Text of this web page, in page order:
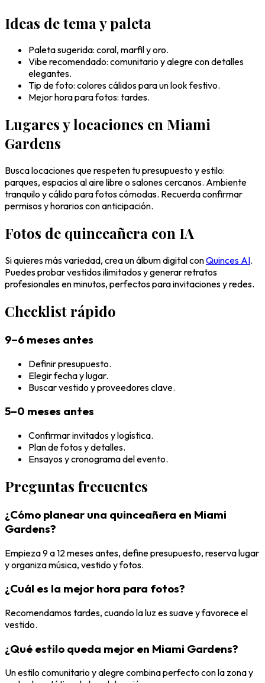
Ideas de tema y paleta
Paleta sugerida: coral, marfil y oro.
Vibe recomendado: comunitario y alegre con detalles
elegantes.
Tip de foto: colores cálidos para un look festivo.
Mejor hora para fotos: tardes.
Lugares y locaciones en Miami
Gardens
Busca locaciones que respeten tu presupuesto y estilo:
parques, espacios al aire libre o salones cercanos. Ambiente
tranquilo y cálido para fotos cómodas. Recuerda confirmar
permisos y horarios con anticipación.
Fotos de quinceañera con IA
Si quieres más variedad, crea un álbum digital conQuinces AI.
Puedes probar vestidos ilimitados y generar retratos
profesionales en minutos, perfectos para invitaciones y redes.
Checklist rápido
9–6 meses antes
Definir presupuesto.
Elegir fecha y lugar.
Buscar vestido y proveedores clave.
5–0 meses antes
Confirmar invitados y logística.
Plan de fotos y detalles.
Ensayos y cronograma del evento.
Preguntas frecuentes
¿Cómo planear una quinceañera en Miami
Gardens?
Empieza 9 a 12 meses antes, define presupuesto, reserva lugar
y organiza música, vestido y fotos.
¿Cuál es la mejor hora para fotos?
Recomendamos tardes, cuando la luz es suave y favorece el
vestido.
¿Qué estilo queda mejor en Miami Gardens?
Un estilo comunitario y alegre combina perfecto con la zona y